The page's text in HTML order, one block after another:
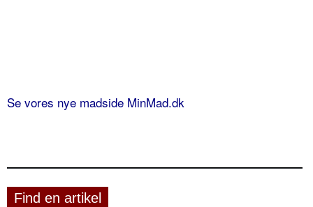
Se vores nye madside MinMad.dk
Find en artikel